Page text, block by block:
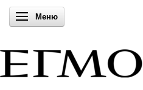
Включи навигацията
Меню